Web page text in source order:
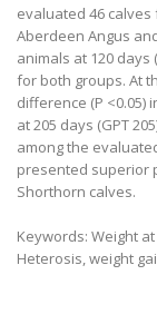
evaluated 46
Aberdeen Angus
animals at 120 days
for both groups. At
difference (P <0.05)
at 205 days (GPT
among the
presented superior
Shorthorn calves.
Keywords: Weight
Heterosis, weight